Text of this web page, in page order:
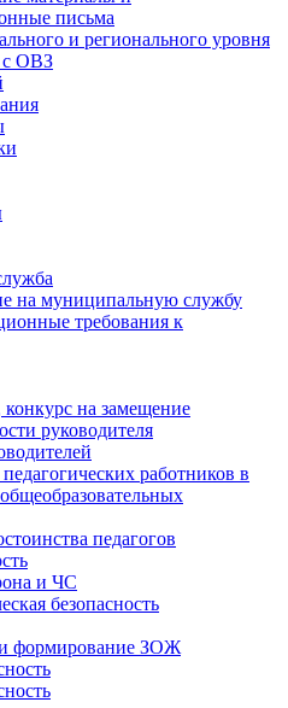
письма
и регионального уровня
с ОВЗ
на муниципальную службу
требования к
на замещение
руководителя
работников в
педагогов
и ЧС
безопасность
и формирование ЗОЖ